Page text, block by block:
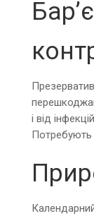
і від
Потребують